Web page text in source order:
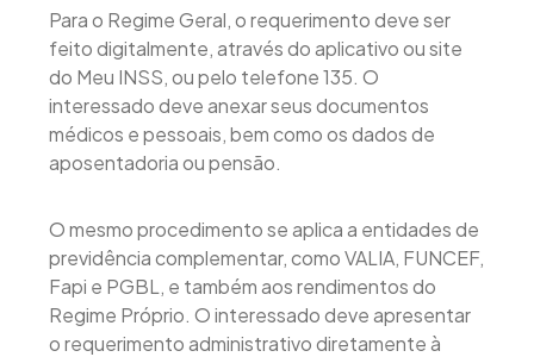
Para o Regime Geral, o requerimento deve ser
feito digitalmente, através do aplicativo ou site
do Meu INSS, ou pelo telefone 135. O
interessado deve anexar seus documentos
médicos e pessoais, bem como os dados de
aposentadoria ou pensão.
O mesmo procedimento se aplica a entidades de
previdência complementar, como VALIA, FUNCEF,
Fapi e PGBL, e também aos rendimentos do
Regime Próprio. O interessado deve apresentar
o requerimento administrativo diretamente à